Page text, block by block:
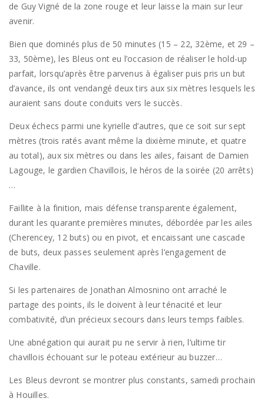
de Guy Vigné de la zone rouge et leur laisse la main sur leur
avenir.
Bien que dominés plus de 50 minutes (15 – 22, 32ème, et 29 –
33, 50ème), les Bleus ont eu l’occasion de réaliser le hold-up
parfait, lorsqu’après être parvenus à égaliser puis pris un but
d’avance, ils ont vendangé deux tirs aux six mètres lesquels les
auraient sans doute conduits vers le succès.
Deux échecs parmi une kyrielle d’autres, que ce soit sur sept
mètres (trois ratés avant même la dixième minute, et quatre
au total), aux six mètres ou dans les ailes, faisant de Damien
Lagouge, le gardien Chavillois, le héros de la soirée (20 arrêts)
…
Faillite à la finition, mais défense transparente également,
durant les quarante premières minutes, débordée par les ailes
(Cherencey, 12 buts) ou en pivot, et encaissant une cascade
de buts, deux passes seulement après l’engagement de
Chaville.
Si les partenaires de Jonathan Almosnino ont arraché le
partage des points, ils le doivent à leur ténacité et leur
combativité, d’un précieux secours dans leurs temps faibles.
Une abnégation qui aurait pu ne servir à rien, l’ultime tir
chavillois échouant sur le poteau extérieur au buzzer…
Les Bleus devront se montrer plus constants, samedi prochain
à Houilles.